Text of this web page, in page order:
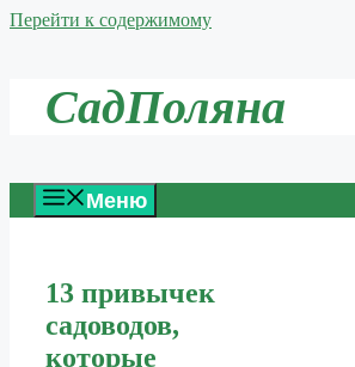
Перейти к содержимому
СадПоляна
Меню
13 привычек
садоводов,
которые